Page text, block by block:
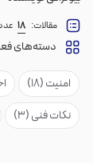
مقالات: 18
دسته‌های
امنیت (18)
نکات فنی (3)